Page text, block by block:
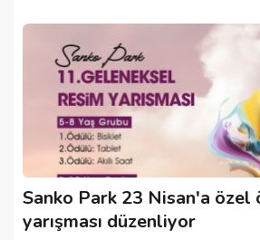
Sanko Park 23 Nisan'a özel
yarışması düzenliyor